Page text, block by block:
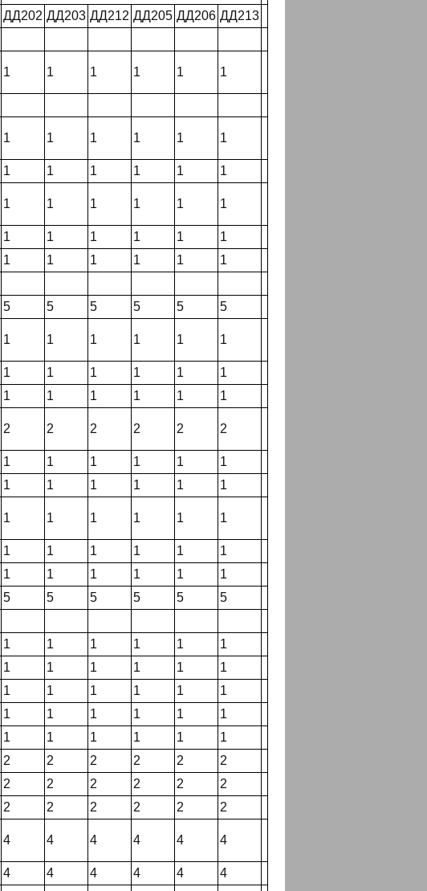
ДД202 ДД203 ДД212 ДД205 ДД206 ДД213
1 1 1 1 1 1
1 1 1 1 1 1
1 1 1 1 1 1
1 1 1 1 1 1
1 1 1 1 1
1
1 1 1 1 1
1
5 5 5 5 5 5
1 1 1 1 1 1
1 1 1 1 1
1
1 1 1 1 1 1
2 2 2 2 2 2
1 1 1 1 1
1
1 1 1 1 1 1
1 1 1 1 1 1
1 1 1 1 1
1
1 1 1 1 1
1
5 5 5 5 5
5
1 1 1 1 1
1
1 1 1 1 1
1
1 1 1 1 1
1
1 1 1 1 1
1
1 1 1 1 1
1
2 2 2 2 2
2
2 2 2 2 2
2
2 2 2 2 2 2
4 4 4 4 4 4
4 4 4 4 4
4